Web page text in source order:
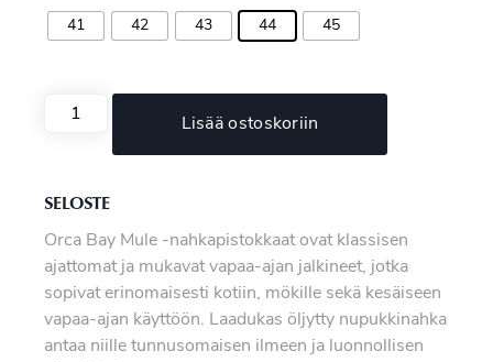
41 42 43 44 45
Lisää ostoskoriin
SELOSTE
Orca Bay Mule -nahkapistokkaat ovat klassisen
ajattomat ja mukavat vapaa-ajan jalkineet, jotka
sopivat erinomaisesti kotiin, mökille sekä kesäiseen
vapaa-ajan käyttöön. Laadukas öljytty nupukkinahka
antaa niille tunnusomaisen ilmeen ja luonnollisen